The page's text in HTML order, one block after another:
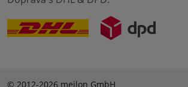
© 2012-2026 meilon GmbH